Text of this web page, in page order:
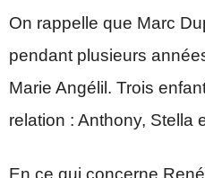
On rappelle que Marc
pendant plusieurs
Marie Angélil. Trois
relation : Anthony, Stella
En ce qui concerne